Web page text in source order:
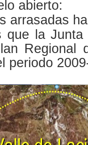
abierto:
arrasadas
que la
Regional
periodo